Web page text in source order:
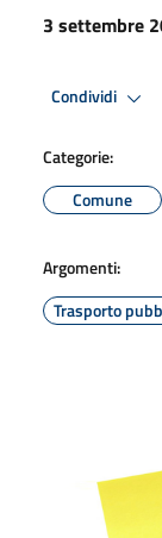
3 settembre
Condividi
Categorie:
Comune
Argomenti:
Trasporto